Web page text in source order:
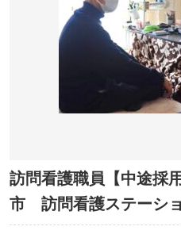
訪問看護職員【中途採
市 訪問看護ステーショ